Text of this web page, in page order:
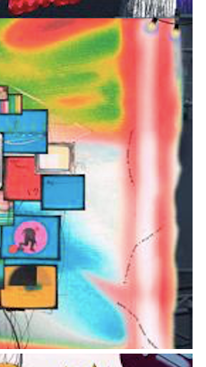
цифрового
имидж
из поэмы
С помощью
могут
сказочного мира.
образов
работы
дизайна
OFFF Moscow*
на три недели
первых арт-